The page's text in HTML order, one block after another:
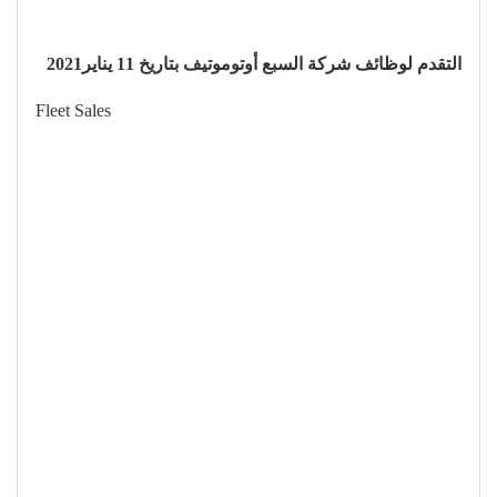
التقدم لوظائف شركة السبع أوتوموتيف بتاريخ 11 يناير2021
Fleet Sales